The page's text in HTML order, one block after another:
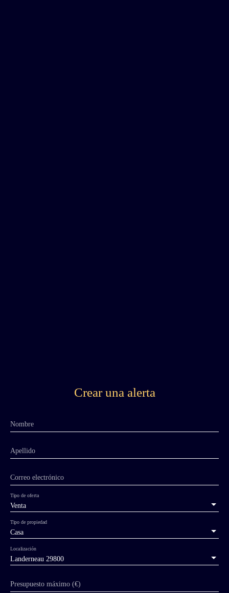
Crear una alerta
Nombre
Apellido
Correo electrónico
Venta
Tipo de oferta
Casa
Tipo de propiedad
Landerneau 29800
Localización
Presupuesto máximo (€)